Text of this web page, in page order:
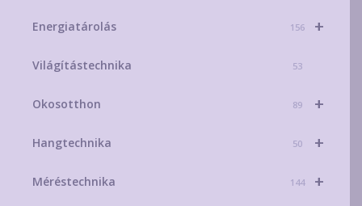
+
Energiatárolás 156
Világítástechnika 53
+
Okosotthon 89
+
Hangtechnika 50
+
Méréstechnika 144